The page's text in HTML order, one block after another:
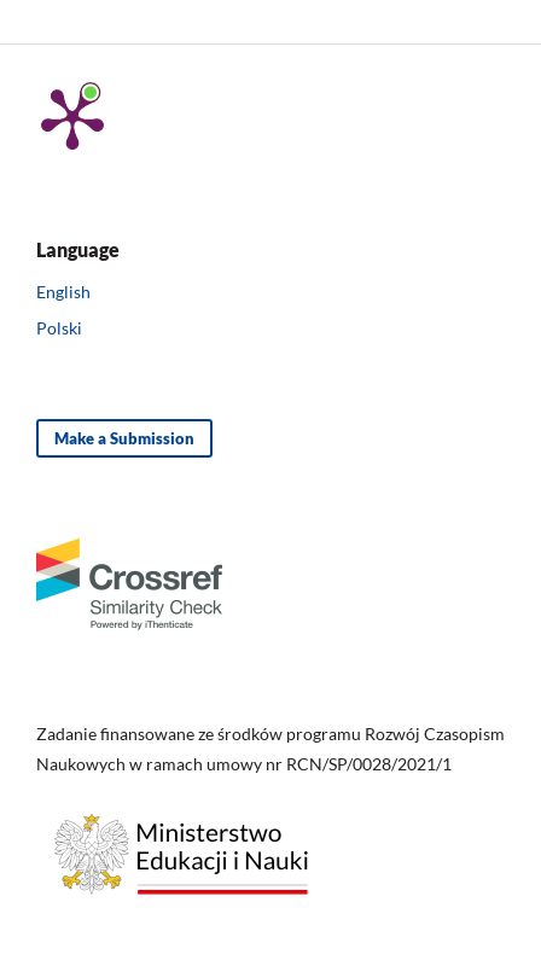
Language
English
Polski
Make a Submission
Zadanie finansowane ze środków programu Rozwój Czasopism
Naukowych w ramach umowy nr RCN/SP/0028/2021/1